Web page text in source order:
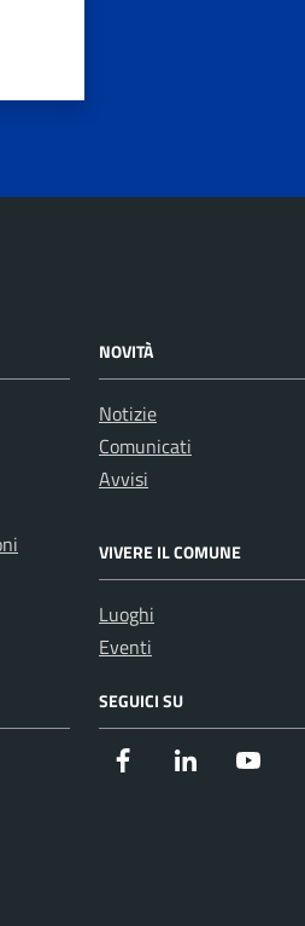
NOVITÀ
Notizie
Comunicati
Avvisi
VIVERE IL COMUNE
Luoghi
Eventi
SEGUICI SU
Facebook Instagram